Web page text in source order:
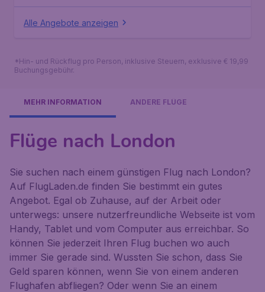
Alle Angebote anzeigen
*Hin- und Rückflug pro Person, inklusive Steuern, exklusive € 19,99
Buchungsgebühr.
MEHR INFORMATION ANDERE FLÜGE
Flüge nach London
Sie suchen nach einem günstigen Flug nach London?
Auf FlugLaden.de finden Sie bestimmt ein gutes
Angebot. Egal ob Zuhause, auf der Arbeit oder
unterwegs: unsere nutzerfreundliche Webseite ist vom
Handy, Tablet und vom Computer aus erreichbar. So
können Sie jederzeit Ihren Flug buchen wo auch
immer Sie gerade sind. Wussten Sie schon, dass Sie
Geld sparen können, wenn Sie von einem anderen
Flughafen abfliegen? Oder wenn Sie an einem